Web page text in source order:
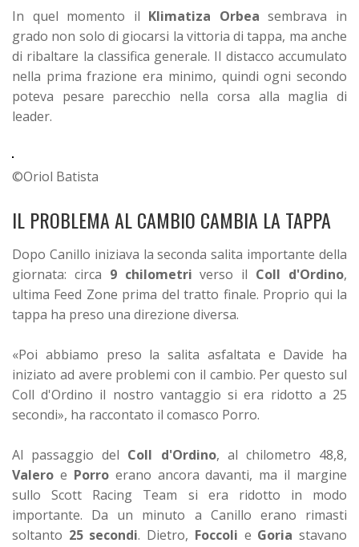
In quel momento il Klimatiza Orbea sembrava in
grado non solo di giocarsi la vittoria di tappa, ma anche
di ribaltare la classifica generale. Il distacco accumulato
nella prima frazione era minimo, quindi ogni secondo
poteva pesare parecchio nella corsa alla maglia di
leader.
©Oriol Batista
IL PROBLEMA AL CAMBIO CAMBIA LA TAPPA
Dopo Canillo iniziava la seconda salita importante della
giornata: circa 9 chilometri verso il Coll d'Ordino,
ultima Feed Zone prima del tratto finale. Proprio qui la
tappa ha preso una direzione diversa.
«Poi abbiamo preso la salita asfaltata e Davide ha
iniziato ad avere problemi con il cambio. Per questo sul
Coll d'Ordino il nostro vantaggio si era ridotto a 25
secondi», ha raccontato il comasco Porro.
Al passaggio del Coll d'Ordino, al chilometro 48,8,
Valero e Porroerano ancora davanti, ma il margine
sullo Scott Racing Team si era ridotto in modo
importante. Da un minuto a Canillo erano rimasti
soltanto 25 secondi. Dietro, Foccoli e Goria stavano